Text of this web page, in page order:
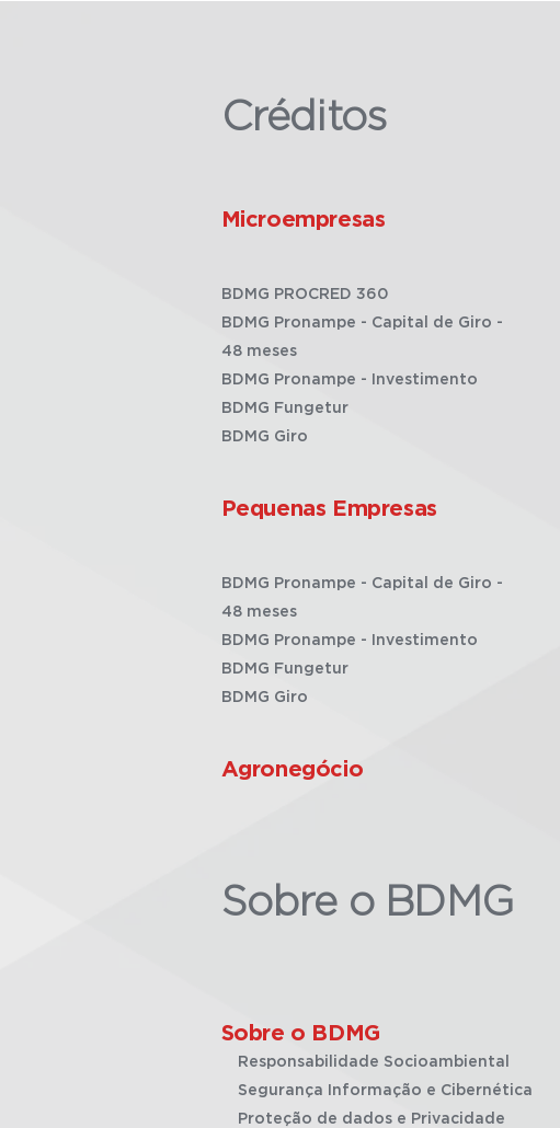
Créditos
Microempresas
BDMG PROCRED 360
BDMG Pronampe - Capital de Giro -
48 meses
BDMG Pronampe - Investimento
BDMG Fungetur
BDMG Giro
Pequenas Empresas
BDMG Pronampe - Capital de Giro -
48 meses
BDMG Pronampe - Investimento
BDMG Fungetur
BDMG Giro
Agronegócio
Sobre o BDMG
Sobre o BDMG
Responsabilidade Socioambiental
Segurança Informação e Cibernética
Proteção de dados e Privacidade